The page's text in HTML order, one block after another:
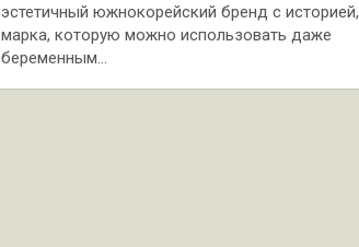
эстетичный южнокорейский бренд с историей,
марка, которую можно использовать даже
беременным…